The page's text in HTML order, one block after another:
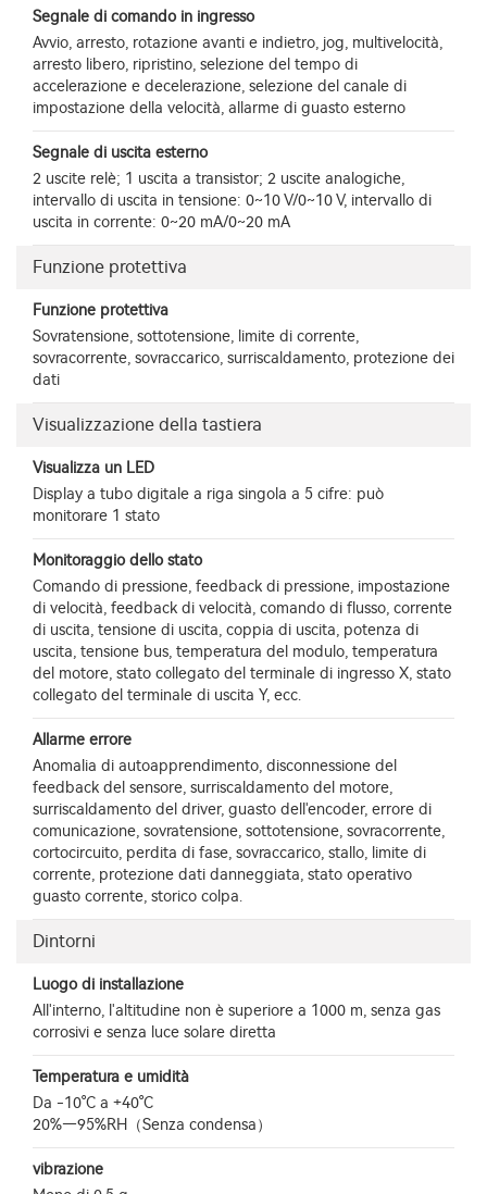
Segnale di comando in ingresso
Avvio, arresto, rotazione avanti e indietro, jog, multivelocità,
arresto libero, ripristino, selezione del tempo di
accelerazione e decelerazione, selezione del canale di
impostazione della velocità, allarme di guasto esterno
Segnale di uscita esterno
2 uscite relè; 1 uscita a transistor; 2 uscite analogiche,
intervallo di uscita in tensione: 0~10 V/0~10 V, intervallo di
uscita in corrente: 0~20 mA/0~20 mA
Funzione protettiva
Funzione protettiva
Sovratensione, sottotensione, limite di corrente,
sovracorrente, sovraccarico, surriscaldamento, protezione dei
dati
Visualizzazione della tastiera
Visualizza un LED
Display a tubo digitale a riga singola a 5 cifre: può
monitorare 1 stato
Monitoraggio dello stato
Comando di pressione, feedback di pressione, impostazione
di velocità, feedback di velocità, comando di flusso, corrente
di uscita, tensione di uscita, coppia di uscita, potenza di
uscita, tensione bus, temperatura del modulo, temperatura
del motore, stato collegato del terminale di ingresso X, stato
collegato del terminale di uscita Y, ecc.
Allarme errore
Anomalia di autoapprendimento, disconnessione del
feedback del sensore, surriscaldamento del motore,
surriscaldamento del driver, guasto dell'encoder, errore di
comunicazione, sovratensione, sottotensione, sovracorrente,
cortocircuito, perdita di fase, sovraccarico, stallo, limite di
corrente, protezione dati danneggiata, stato operativo
guasto corrente, storico colpa.
Dintorni
Luogo di installazione
All'interno, l'altitudine non è superiore a 1000 m, senza gas
corrosivi e senza luce solare diretta
Temperatura e umidità
Da -10°C a +40°C
20%—95%RH（Senza condensa）
vibrazione